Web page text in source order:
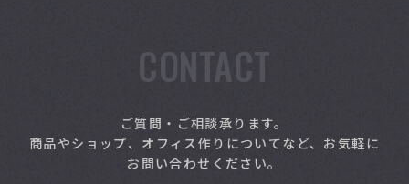
CONTACT
ご質問・ご相談承ります。
商品やショップ、オフィス作りについてなど、お気軽に
お問い合わせください。